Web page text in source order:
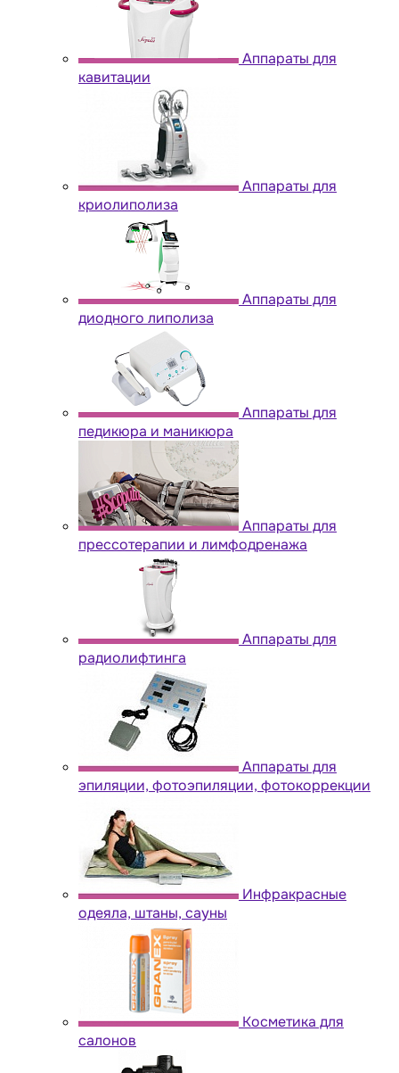
Аппараты для
кавитации
Аппараты для
криолиполиза
Аппараты для
диодного липолиза
Аппараты для
педикюра и маникюра
Аппараты для
прессотерапии и лимфодренажа
Аппараты для
радиолифтинга
Аппараты для
эпиляции, фотоэпиляции, фотокоррекции
Инфракрасные
одеяла, штаны, сауны
Косметика для
салонов